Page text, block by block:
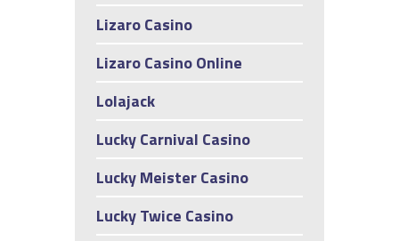
Lizaro Casino
Lizaro Casino Online
Lolajack
Lucky Carnival Casino
Lucky Meister Casino
Lucky Twice Casino